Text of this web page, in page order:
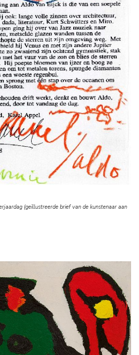
(geïllustreerde brief van de kunstenaar aan